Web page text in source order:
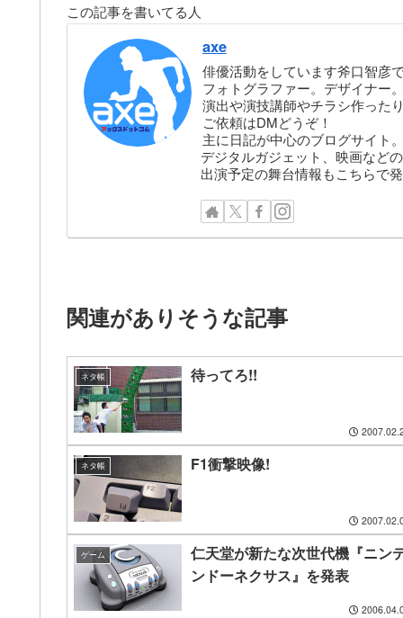
この記事を書いてる人
axe
俳優活動をしています斧口智彦
フォトグラファー。デザイナー
演出や演技講師やチラシ作った
ご依頼はDMどうぞ！
主に日記が中心のブログサイト
デジタルガジェット、映画など
出演予定の舞台情報もこちらで
関連がありそうな記事
ネタ帳 待ってろ!!
ネタ帳 F1衝撃映像!
ゲーム
仁天堂が新たな次世代機『ニン
ンドーネクサス』を発表